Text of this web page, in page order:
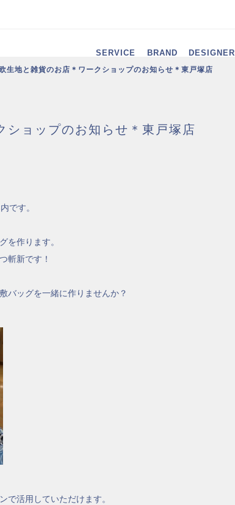
SERVICE BRAND DESIGNER
生地と雑貨のお店＊ワークショップのお知らせ＊東戸塚店
ショップのお知らせ＊東戸塚店
です。
を作ります。
斬新です！
バッグを一緒に作りませんか？
で活用していただけます。